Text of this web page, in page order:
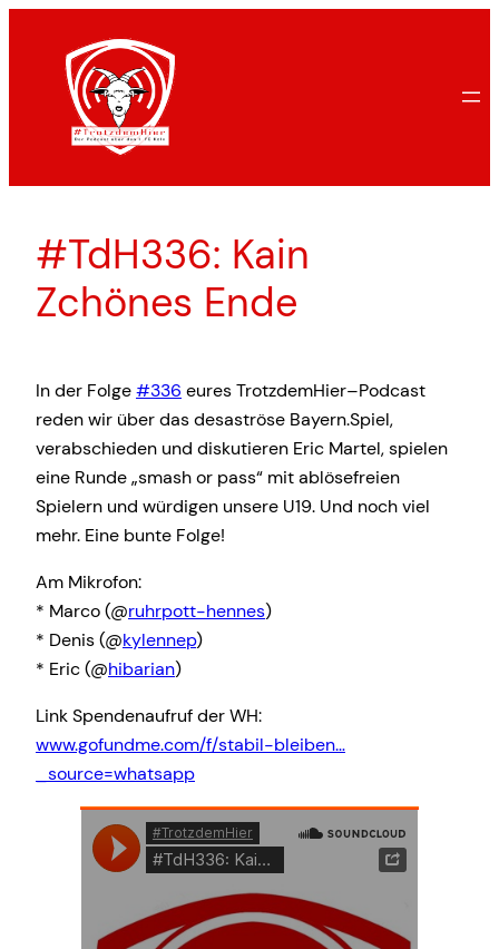
springen
#TdH336: Kain
Zchönes Ende
In der Folge#336 eures TrotzdemHier–Podcast
reden wir über das desaströse Bayern.Spiel,
verabschieden und diskutieren Eric Martel, spielen
eine Runde „smash or pass“ mit ablösefreien
Spielern und würdigen unsere U19. Und noch viel
mehr. Eine bunte Folge!
Am Mikrofon:
* Marco (@ruhrpott-hennes)
* Denis (@kylennep)
* Eric (@hibarian)
Link Spendenaufruf der WH:
www.gofundme.com/f/stabil-bleiben…
_source=whatsapp